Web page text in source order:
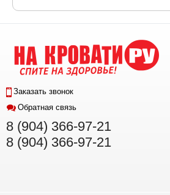
Заказать звонок
Обратная связь
8 (904) 366-97-21
8 (904) 366-97-21